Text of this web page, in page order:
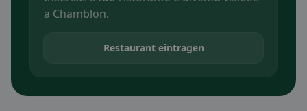
a Chamblon.
Restaurant eintragen